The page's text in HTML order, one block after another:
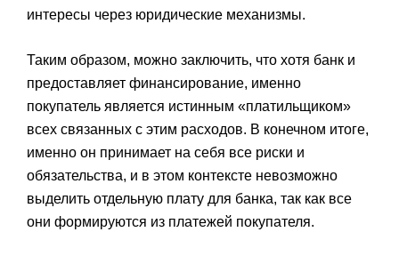
интересы через юридические механизмы.
Таким образом, можно заключить, что хотя банк и
предоставляет финансирование, именно
покупатель является истинным «платильщиком»
всех связанных с этим расходов. В конечном итоге,
именно он принимает на себя все риски и
обязательства, и в этом контексте невозможно
выделить отдельную плату для банка, так как все
они формируются из платежей покупателя.